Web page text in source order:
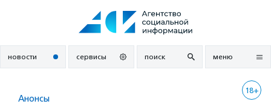
новости сервисы поиск меню
18+
Анонсы